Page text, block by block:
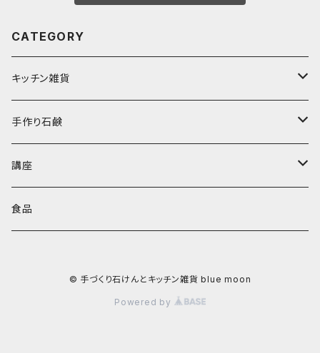
CATEGORY
キッチン雑貨
キッチン雑貨
メディシンフラワー
バイタミックス
手作り石鹸
香る石鹸
無香料石鹸
講座
ローフードマイスター講座
食品
© 手づくり石けんとキッチン雑貨 blue moon
Powered by